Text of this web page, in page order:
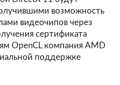
возможность
видеочипов через
сертификата
OpenCL компания AMD
поддержке